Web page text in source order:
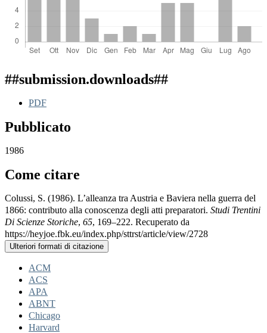
##submission.downloads##
PDF
Pubblicato
1986
Come citare
Colussi, S. (1986). L’alleanza tra Austria e Baviera nella guerra del
1866: contributo alla conoscenza degli atti preparatori. Studi Trentini
Di Scienze Storiche, 65, 169–222. Recuperato da
https://heyjoe.fbk.eu/index.php/sttrst/article/view/2728
Ulteriori formati di citazione
ACM
ACS
APA
ABNT
Chicago
Harvard